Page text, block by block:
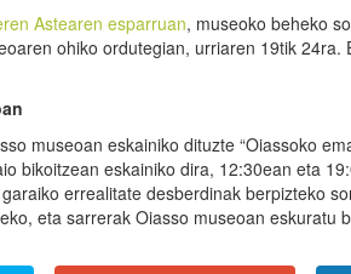
Astearen esparruan, museoko beheko
ohiko ordutegian, urriaren 19tik 24ra.
museoan eskainiko dituzte “Oiassoko
bikoitzean eskainiko dira, 12:30ean eta
errealitate desberdinak berpizteko
eta sarrerak Oiasso museoan eskuratu